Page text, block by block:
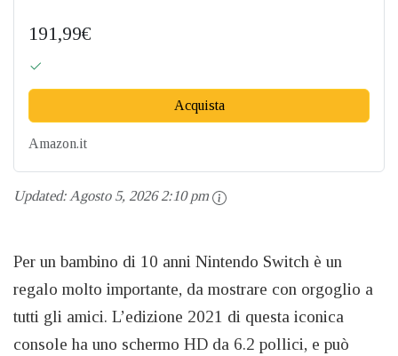
191,99€
Acquista
Amazon.it
Updated:Agosto 5, 2026 2:10 pm
Per un bambino di 10 anni Nintendo Switch è un
regalo molto importante, da mostrare con orgoglio a
tutti gli amici. L’edizione 2021 di questa iconica
console ha uno schermo HD da 6.2 pollici, e può